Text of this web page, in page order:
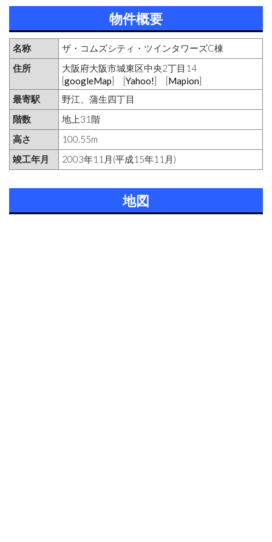
物件概要
名称
ザ・コムズシティ・ツインタワーズC棟
住所
大阪府大阪市城東区中央2丁目14
[googleMap] [Yahoo!] [Mapion]
最寄駅
野江、蒲生四丁目
階数
地上31階
高さ
100.55m
竣工年月
2003年11月(平成15年11月)
地図